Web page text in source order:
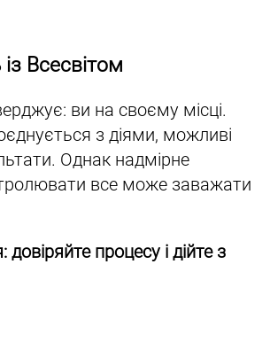
із Всесвітом
ви на своєму місці.
з діями, можливі
Однак надмірне
все може заважати
процесу і дійте з